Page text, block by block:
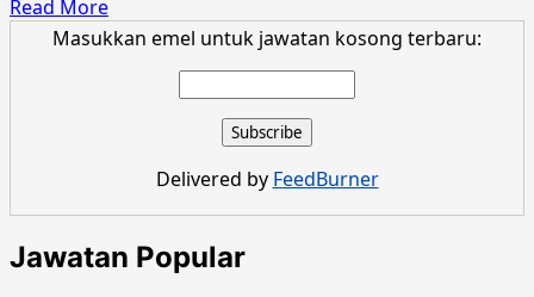
Read MoreRead
more
Awam
Negeri
Pahang
Februari
Masukkan emel untuk jawatan kosong terbaru:
Delivered by FeedBurner
Jawatan Popular